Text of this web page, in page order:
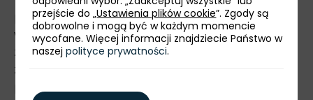
partnerem gospodarczym Polski pod względem
wartości naszego eksportu. W 2023 r. Hiszpania
znajdowała się na 5. miejscu wśród największych
zagranicznych inwestorów w Polsce. Również
przejście do „Ustawienia plików cookie”. Zgody są
dobrowolne i mogą być w każdym momencie
wycofane. Więcej informacji znajdziecie Państwo w
naszejpolityce prywatności.